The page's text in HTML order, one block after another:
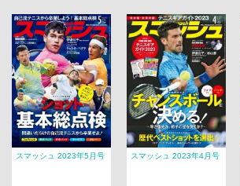
スマッシュ 2023年5月号 スマッシュ 2023年4月号